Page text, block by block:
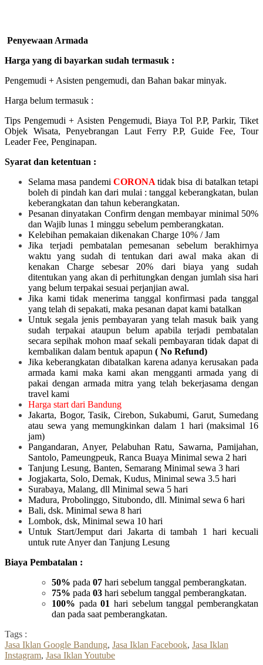
Penyewaan Armada
Harga yang di bayarkan sudah termasuk :
Pengemudi + Asisten pengemudi, dan Bahan bakar minyak.
Harga belum termasuk :
Tips Pengemudi + Asisten Pengemudi, Biaya Tol P.P, Parkir, Tiket
Objek Wisata, Penyebrangan Laut Ferry P.P, Guide Fee, Tour
Leader Fee, Penginapan.
Syarat dan ketentuan :
Selama masa pandemi CORONA tidak bisa di batalkan tetapi
boleh di pindah kan dari mulai :tanggal keberangkatan, bulan
keberangkatan dan tahun keberangkatan.
Pesanan dinyatakan Confirm dengan membayar minimal 50%
dan Wajib lunas 1 minggu sebelum pemberangkatan.
Kelebihan pemakaian dikenakan Charge 10% / Jam
Jika terjadi pembatalan pemesanan sebelum berakhirnya
waktu yang sudah di tentukan dari awal maka akan di
kenakan Charge sebesar 20% dari biaya yang sudah
ditentukan yang akan di perhitungkan dengan jumlah sisa hari
yang belum terpakai sesuai perjanjian awal.
Jika kami tidak menerima tanggal konfirmasi pada tanggal
yang telah di sepakati, maka pesanan dapat kami batalkan
Untuk segala jenis pembayaran yang telah masuk baik yang
sudah terpakai ataupun belum apabila terjadi pembatalan
secara sepihak mohon maaf sekali pembayaran tidak dapat di
kembalikan dalam bentuk apapun ( No Refund)
Jika keberangkatan dibatalkan karena adanya kerusakan pada
armada kami maka kami akan mengganti armada yang di
pakai dengan armada mitra yang telah bekerjasama dengan
travel kami
Harga start dari Bandung
Jakarta, Bogor, Tasik, Cirebon, Sukabumi, Garut, Sumedang
atau sewa yang memungkinkan dalam 1 hari (maksimal 16
jam)
Pangandaran, Anyer, Pelabuhan Ratu, Sawarna, Pamijahan,
Santolo, Pameungpeuk, Ranca Buaya Minimal sewa 2 hari
Tanjung Lesung, Banten, Semarang Minimal sewa 3 hari
Jogjakarta, Solo, Demak, Kudus, Minimal sewa 3.5 hari
Surabaya, Malang, dll Minimal sewa 5 hari
Madura, Probolinggo, Situbondo, dll. Minimal sewa 6 hari
Bali, dsk. Minimal sewa 8 hari
Lombok, dsk, Minimal sewa 10 hari
Untuk Start/Jemput dari Jakarta di tambah 1 hari kecuali
untuk rute Anyer dan Tanjung Lesung
Biaya Pembatalan :
50% pada 07 hari sebelum tanggal pemberangkatan.
75% pada 03 hari sebelum tanggal pemberangkatan.
100% pada01 hari sebelum tanggal pemberangkatan
dan pada saat pemberangkatan.
Tags :
Jasa Iklan Google Bandung, Jasa Iklan Facebook, Jasa Iklan
Instagram, Jasa Iklan Youtube